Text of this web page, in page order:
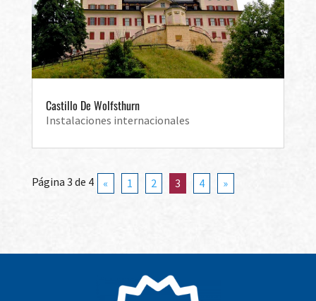
Castillo De Wolfsthurn
Instalaciones internacionales
Página 3 de 4 « 1 2 3 4 »